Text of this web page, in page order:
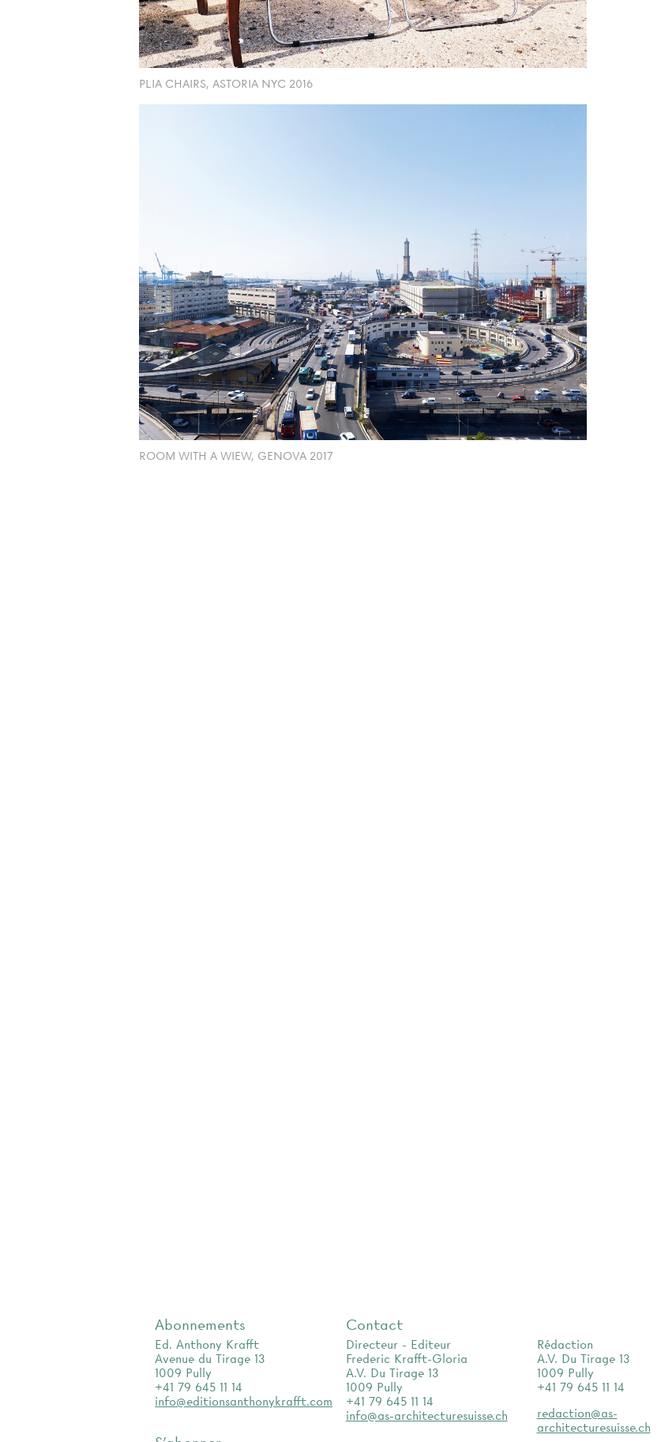
PLIA CHAIRS, ASTORIA NYC 2016
ROOM WITH A WIEW, GENOVA 2017
Abonnements
Ed. Anthony Krafft
Avenue du Tirage 13
1009 Pully
+41 79 645 11 14
info@editionsanthonykrafft.com
Contact
Directeur - Editeur
Frederic Krafft-Gloria
A.V. Du Tirage 13
1009 Pully
+41 79 645 11 14
info@as-architecturesuisse.ch
Rédaction
A.V. Du Tirage 13
1009 Pully
+41 79 645 11 14
redaction@as-
architecturesuisse.ch